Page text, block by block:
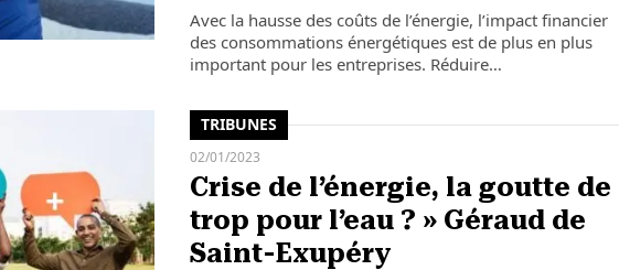
Avec la hausse des coûts de l’énergie, l’impact financier
des consommations énergétiques est de plus en plus
important pour les entreprises. Réduire…
TRIBUNES
02/01/2023
Crise de l’énergie, la goutte de
trop pour l’eau ? » Géraud de
Saint-Exupéry